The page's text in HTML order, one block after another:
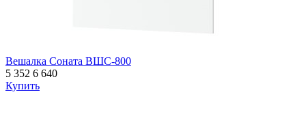
Вешалка Соната ВШС-800
5 352 6 640
Купить